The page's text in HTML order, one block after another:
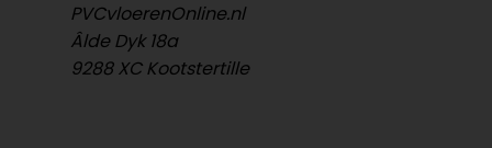
PVCvloerenOnline.nl
Âlde Dyk 18a
9288 XC Kootstertille